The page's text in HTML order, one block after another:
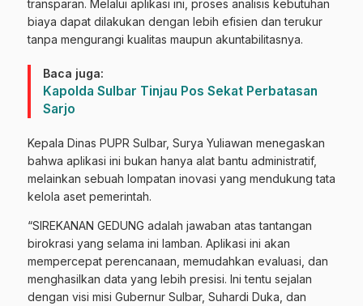
transparan. Melalui aplikasi ini, proses analisis kebutuhan
biaya dapat dilakukan dengan lebih efisien dan terukur
tanpa mengurangi kualitas maupun akuntabilitasnya.
Baca juga:
Kapolda Sulbar Tinjau Pos Sekat Perbatasan
Sarjo
Kepala Dinas PUPR Sulbar, Surya Yuliawan menegaskan
bahwa aplikasi ini bukan hanya alat bantu administratif,
melainkan sebuah lompatan inovasi yang mendukung tata
kelola aset pemerintah.
“SIREKANAN GEDUNG adalah jawaban atas tantangan
birokrasi yang selama ini lamban. Aplikasi ini akan
mempercepat perencanaan, memudahkan evaluasi, dan
menghasilkan data yang lebih presisi. Ini tentu sejalan
dengan visi misi Gubernur Sulbar, Suhardi Duka, dan